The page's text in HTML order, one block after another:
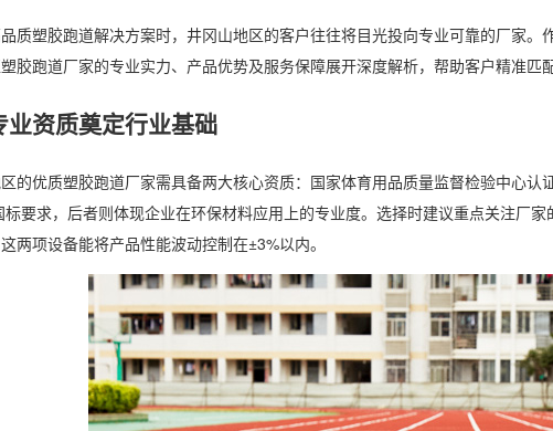
质塑胶跑道解决方案时，井冈山地区的客户往往将目光投向专业可靠的厂家
胶跑道厂家的专业实力、产品优势及服务保障展开深度解析，帮助客户精准匹配
业资质奠定行业基础
的优质塑胶跑道厂家需具备两大核心资质：国家体育用品质量监督检验中心
要求，后者则体现企业在环保材料应用上的专业度。选择时建议重点关注厂
两项设备能将产品性能波动控制在±3%以内。